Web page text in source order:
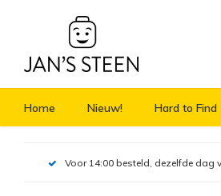
Home Nieuw! Hard to Find
Voor 14:00 besteld, dezelfde dag